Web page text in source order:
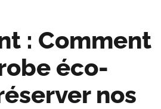
: Comment
éco-
nos